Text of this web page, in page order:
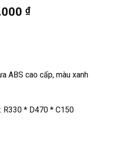
₫.
₫Current
ABS cao cấp, màu xanh
R330 * D470 * C150